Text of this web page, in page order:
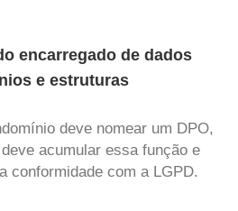
encarregado de dados
e estruturas
deve nomear um DPO,
acumular essa função e
conformidade com a LGPD.